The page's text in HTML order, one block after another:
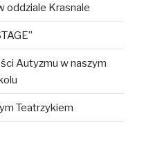
oddziale Krasnale
Autyzmu w naszym
Teatrzykiem